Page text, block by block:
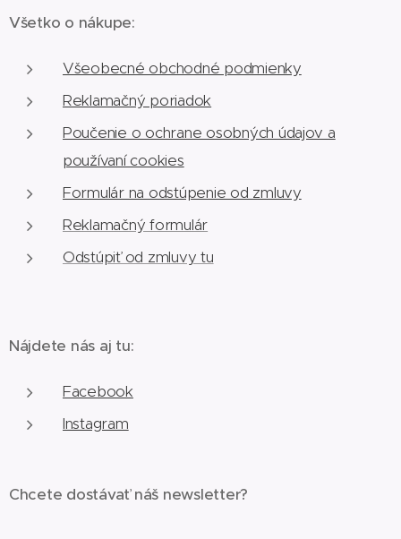
Všetko o nákupe:
Všeobecné obchodné podmienky
Reklamačný poriadok
Poučenie o ochrane osobných údajov a
používaní cookies
Formulár na odstúpenie od zmluvy
Reklamačný formulár
Odstúpiť od zmluvy tu
Nájdete nás aj tu:
Facebook
Instagram
Chcete dostávať náš newsletter?